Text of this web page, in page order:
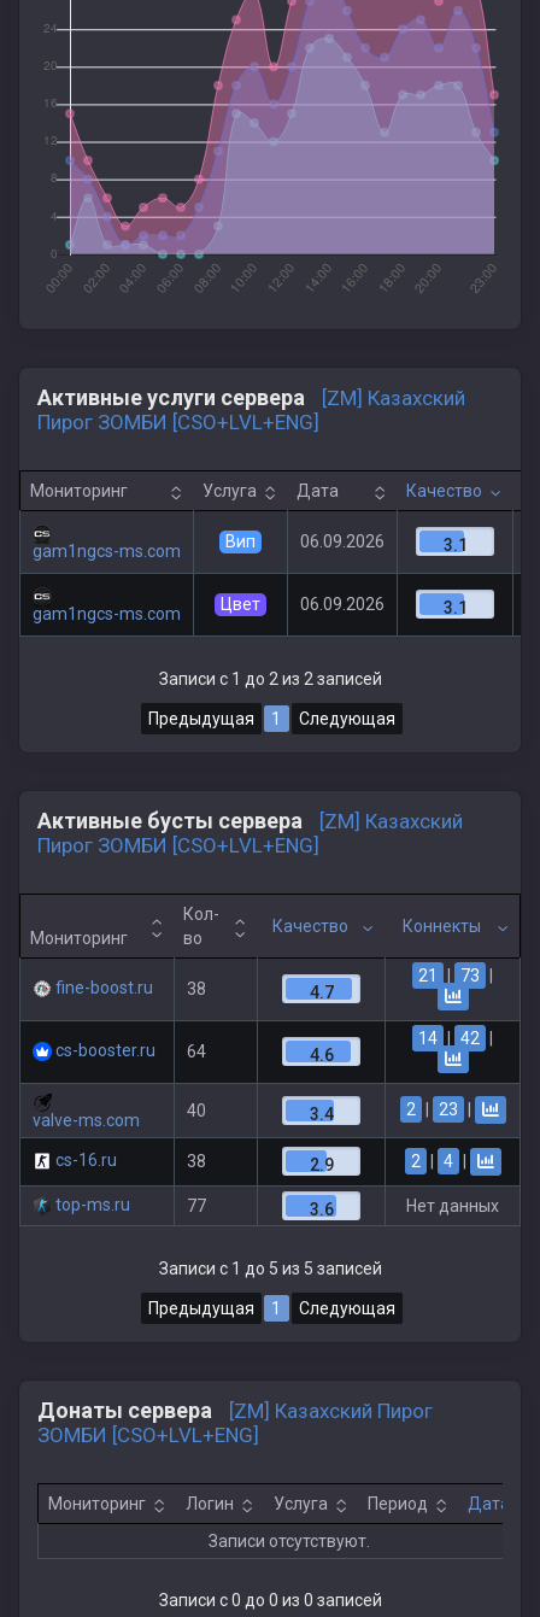
Активные услуги сервера
[ZM] Казахский
Пирог ЗОМБИ [CSO+LVL+ENG]
Мониторинг Услуга Дата Качество
gam1ngcs-ms.com Вип 06.09.2026 3.1
gam1ngcs-ms.com Цвет 06.09.2026 3.1
Записи с 1 до 2 из 2 записей
Предыдущая 1 Следующая
Активные бусты сервера
[ZM] Казахский
Пирог ЗОМБИ [CSO+LVL+ENG]
Мониторинг
Кол-
во
Качество Коннекты
fine-boost.ru 38 4.7
21 73
cs-booster.ru 64 4.6
14 42
valve-ms.com 40 3.4 2 | 23 |
cs-16.ru 38 2.9 2 | 4 |
top-ms.ru 77 3.6 Нет данных
Записи с 1 до 5 из 5 записей
Предыдущая 1 Следующая
Донаты сервера
[ZM] Казахский Пирог
ЗОМБИ [CSO+LVL+ENG]
Мониторинг Логин Услуга Период
Дата
Записи отсутствуют.
Записи с 0 до 0 из 0 записей